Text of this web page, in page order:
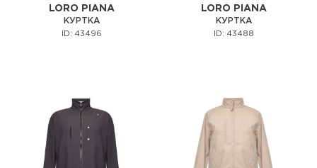
LORO PIANA
КУРТКА
ID: 43496
LORO PIANA
КУРТКА
ID: 43488